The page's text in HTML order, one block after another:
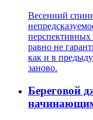
Весенний
перспективных
равно не
как и в
заново.
Береговой